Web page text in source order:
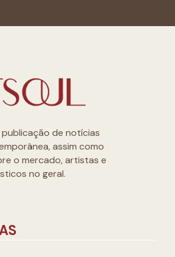
de notícias
assim como
o mercado, artistas e
no geral.